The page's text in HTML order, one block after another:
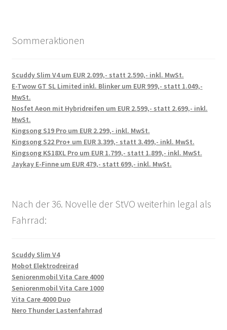
Sommeraktionen
Scuddy Slim V4 um EUR 2.099,- statt 2.590,- inkl. MwSt.
E-Twow GT SL Limited inkl. Blinker um EUR 999,- statt 1.049,-
MwSt.
Nosfet Aeon mit Hybridreifen um EUR 2.599,- statt 2.699,- inkl.
MwSt.
Kingsong S19 Pro um EUR 2.299,- inkl. MwSt.
Kingsong S22 Pro+ um EUR 3.399,- statt 3.499,- inkl. MwSt.
Kingsong KS18XL Pro um EUR 1.799,- statt 1.899,- inkl. MwSt.
Jaykay E-Finne um EUR 479,- statt 699,- inkl. MwSt.
Nach der 36. Novelle der StVO weiterhin legal als
Fahrrad:
Scuddy Slim V4
Mobot Elektrodreirad
Seniorenmobil Vita Care 4000
Seniorenmobil Vita Care 1000
Vita Care 4000 Duo
Nero Thunder Lastenfahrrad